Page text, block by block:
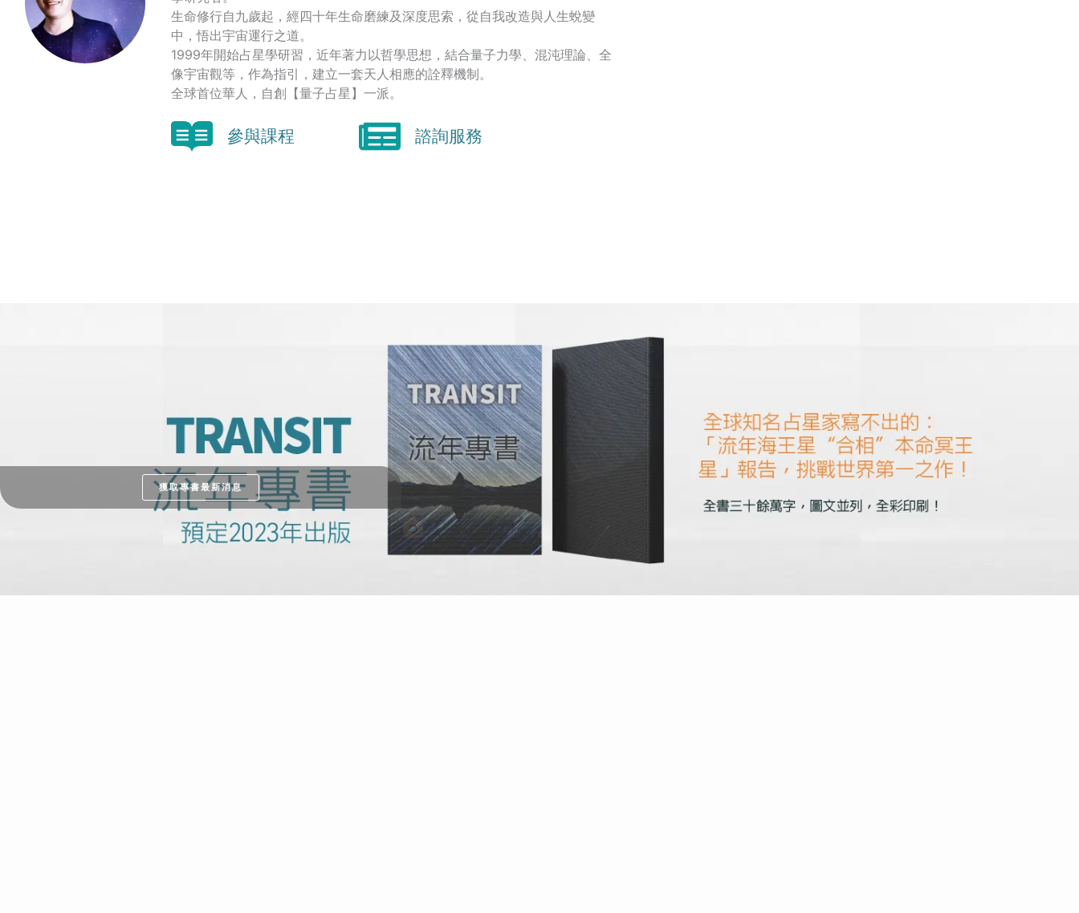
生命修行自九歲起，經四十年生命磨練及深度思索，從自我改造與人生蛻變
中，悟出宇宙運行之道。
1999年開始占星學研習，近年著力以哲學思想，結合量子力學、混沌理論、全
像宇宙觀等，作為指引，建立一套天人相應的詮釋機制。
全球首位華人，自創【量子占星】一派。
參與課程 諮詢服務
獲取專書最新消息